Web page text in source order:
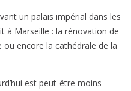
un palais impérial dans les
à Marseille : la rénovation de
ou encore la cathédrale de la
est peut-être moins